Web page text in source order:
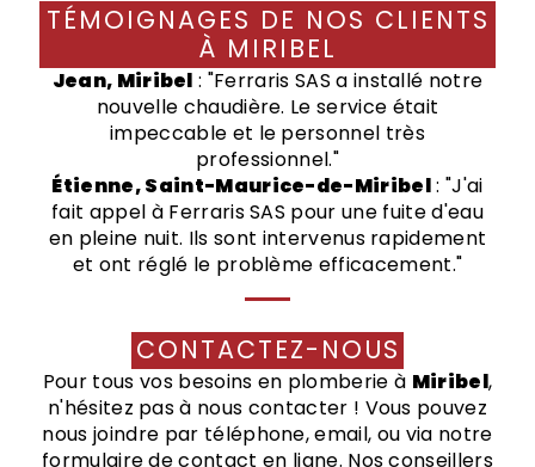
TÉMOIGNAGES DE NOS CLIENTS
À MIRIBEL
Jean, Miribel : "Ferraris SAS a installé notre
nouvelle chaudière. Le service était
impeccable et le personnel très
professionnel."
Étienne, Saint-Maurice-de-Miribel: "J'ai
fait appel à Ferraris SAS pour une fuite d'eau
en pleine nuit. Ils sont intervenus rapidement
et ont réglé le problème efficacement."
CONTACTEZ-NOUS
Pour tous vos besoins en plomberie à Miribel,
n'hésitez pas à nous contacter ! Vous pouvez
nous joindre par téléphone, email, ou via notre
formulaire de contact en ligne. Nos conseillers